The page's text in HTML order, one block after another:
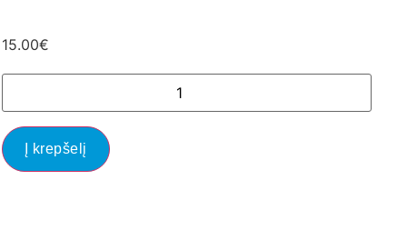
15.00€
Į krepšelį